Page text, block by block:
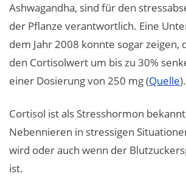
Ashwagandha, sind für den
der Pflanze verantwortlich. Eine
dem Jahr 2008 konnte sogar zeigen,
den Cortisolwert um bis zu 30%
einer Dosierung von 250 mg (Quelle).
Cortisol ist als Stresshormon
Nebennieren in stressigen
wird oder auch wenn der
ist.